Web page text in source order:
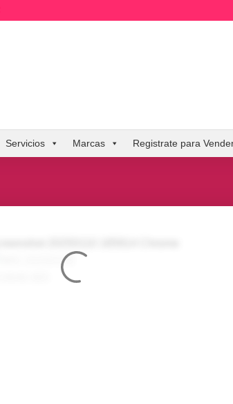
Servicios Marcas Registrate para